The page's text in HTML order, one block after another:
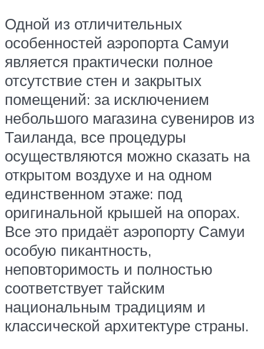
Одной из отличительных
особенностей аэропорта Самуи
является практически полное
отсутствие стен и закрытых
помещений: за исключением
небольшого магазина сувениров из
Таиланда, все процедуры
осуществляются можно сказать на
открытом воздухе и на одном
единственном этаже: под
оригинальной крышей на опорах.
Все это придаёт аэропорту Самуи
особую пикантность,
неповторимость и полностью
соответствует тайским
национальным традициям и
классической архитектуре страны.